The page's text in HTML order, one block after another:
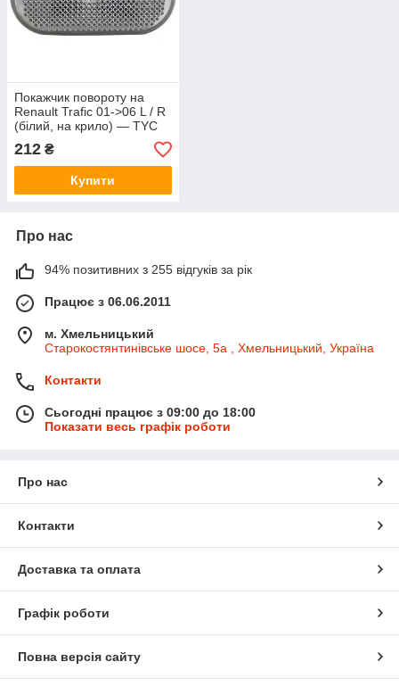
Покажчик повороту на
Renault Trafic 01->06 L / R
(білий, на крило) — TYC
(Тайвань) - TYC 18-0617-
11-2
212 ₴
Купити
Про нас
94% позитивних з 255 відгуків за рік
Працює з 06.06.2011
м. Хмельницький
Старокостянтинівське шосе, 5а , Хмельницький, Україна
Контакти
Сьогодні працює з 09:00 до 18:00
Показати весь графік роботи
Про нас
Контакти
Доставка та оплата
Графік роботи
Повна версія сайту